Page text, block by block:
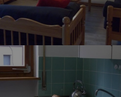
que encontrar a sua bússola,